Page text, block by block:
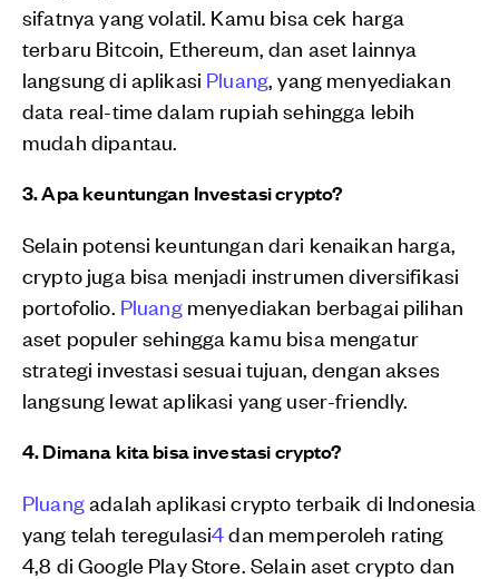
sifatnya yang volatil. Kamu bisa cek harga
terbaru Bitcoin, Ethereum, dan aset lainnya
langsung di aplikasi Pluang , yang menyediakan
data real-time dalam rupiah sehingga lebih
mudah dipantau.
3. Apa keuntungan Investasi crypto?
Selain potensi keuntungan dari kenaikan harga,
crypto juga bisa menjadi instrumen diversifikasi
portofolio. Pluangmenyediakan berbagai pilihan
aset populer sehingga kamu bisa mengatur
strategi investasi sesuai tujuan, dengan akses
langsung lewat aplikasi yang user-friendly.
4. Dimana kita bisa investasi crypto?
Pluangadalah aplikasi crypto terbaik di Indonesia
yang telah teregulasi4dan memperoleh rating
4,8 di Google Play Store. Selain aset crypto dan